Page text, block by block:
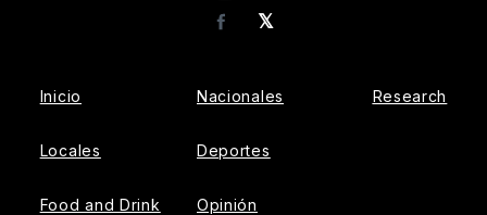
𝕏
Facebook
Inicio
Locales
Food and Drink
Nacionales
Deportes
Opinión
Research